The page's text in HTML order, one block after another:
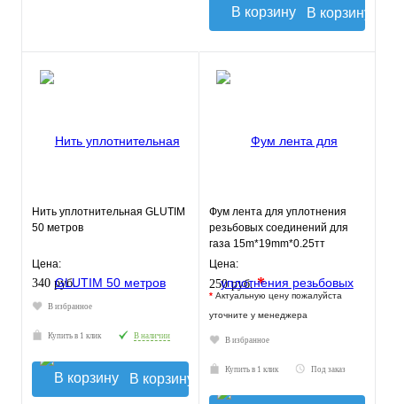
В корзину
Нить уплотнительная GLUTIM
50 метров
Цена:
340 руб.
В избранное
Купить в 1 клик В наличии
В корзину
Фум лента для уплотнения
резьбовых соединений для
газа 15m*19mm*0.25тт
MBl519-030gas TIM
Цена:
250 руб.*
* Актуальную цену пожалуйста
уточните у менеджера
В избранное
Купить в 1 клик Под заказ